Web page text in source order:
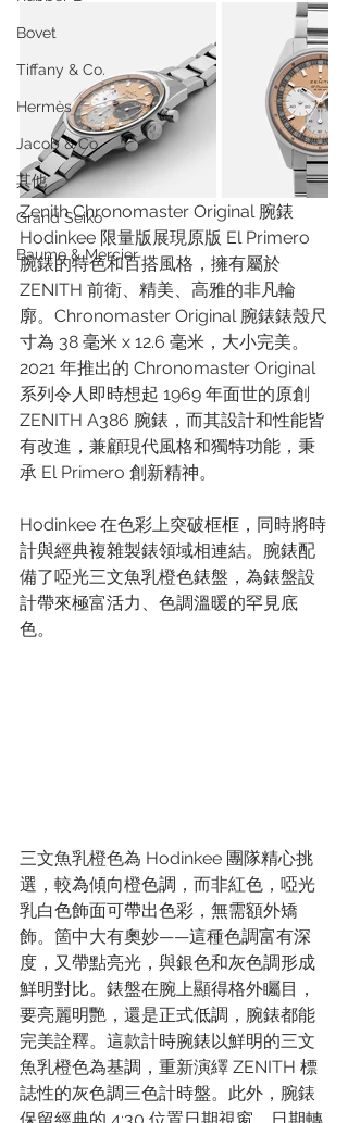
Bovet
Tiffany & Co.
Hermès
Jacob & Co.
其他
Grand Seiko
Baume & Mercier
Zenith Chronomaster Original 腕錶
Hodinkee 限量版展現原版 El Primero
腕錶的特色和百搭風格，擁有屬於
ZENITH 前衛、精美、高雅的非凡輪
廓。Chronomaster Original 腕錶錶殼尺
寸為 38 毫米 x 12.6 毫米，大小完美。
2021 年推出的 Chronomaster Original
系列令人即時想起 1969 年面世的原創
ZENITH A386 腕錶，而其設計和性能皆
有改進，兼顧現代風格和獨特功能，秉
承 El Primero 創新精神。
Hodinkee 在色彩上突破框框，同時將時
計與經典複雜製錶領域相連結。腕錶配
備了啞光三文魚乳橙色錶盤，為錶盤設
計帶來極富活力、色調溫暖的罕見底
色。
三文魚乳橙色為 Hodinkee 團隊精心挑
選，較為傾向橙色調，而非紅色，啞光
乳白色飾面可帶出色彩，無需額外矯
飾。箇中大有奧妙——這種色調富有深
度，又帶點亮光，與銀色和灰色調形成
鮮明對比。錶盤在腕上顯得格外矚目，
要亮麗明艷，還是正式低調，腕錶都能
完美詮釋。這款計時腕錶以鮮明的三文
魚乳橙色為基調，重新演繹 ZENITH 標
誌性的灰色調三色計時盤。此外，腕錶